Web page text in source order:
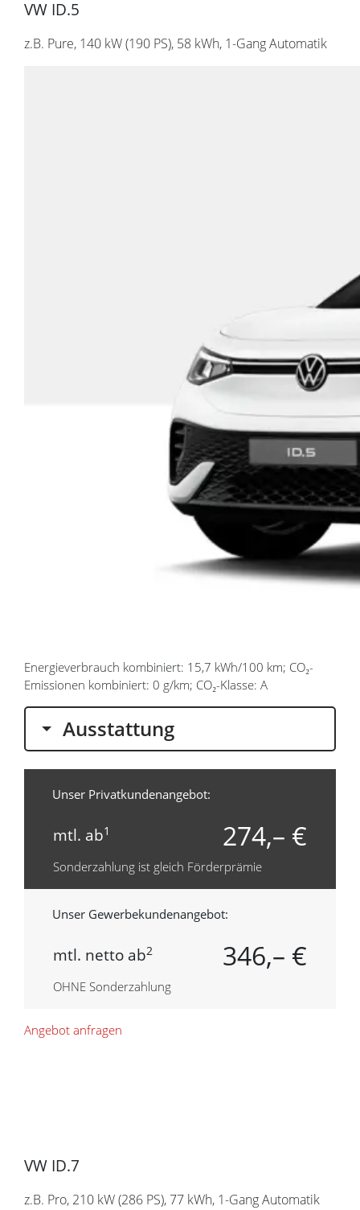
VW ID.5
z.B. Pure, 140 kW (190 PS), 58 kWh, 1-Gang Automatik
Energieverbrauch kombiniert: 15,7 kWh/100 km; CO₂-
Emissionen kombiniert: 0 g/km; CO₂-Klasse: A
Ausstattung
Unser Privatkundenangebot:
mtl. ab1 274,– €
Sonderzahlung ist gleich Förderprämie
Unser Gewerbekundenangebot:
mtl. netto ab2 346,– €
OHNE Sonderzahlung
Angebot anfragen
VW ID.7
z.B. Pro, 210 kW (286 PS), 77 kWh, 1-Gang Automatik